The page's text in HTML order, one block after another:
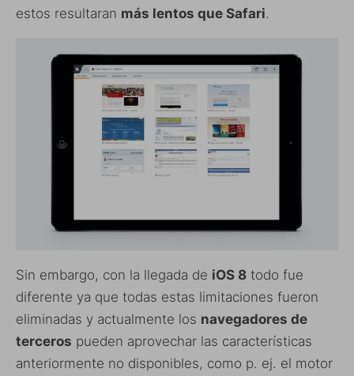
estos resultaran más lentos que Safari.
Sin embargo, con la llegada de iOS 8 todo fue
diferente ya que todas estas limitaciones fueron
eliminadas y actualmente los navegadores de
terceros pueden aprovechar las características
anteriormente no disponibles, como p. ej. el motor